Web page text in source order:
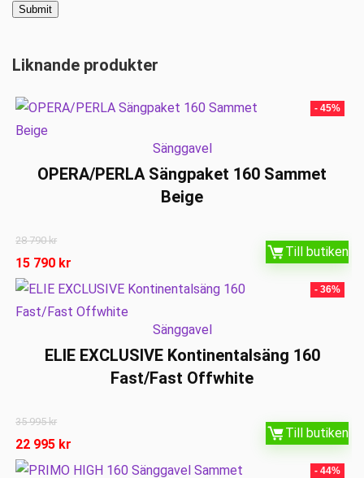
Liknande produkter
- 45%
Sänggavel
OPERA/PERLA Sängpaket 160 Sammet
Beige
28 790kr
15 790 kr
Till butiken
- 36%
Sänggavel
ELIE EXCLUSIVE Kontinentalsäng 160
Fast/Fast Offwhite
35 995kr
22 995 kr
Till butiken
- 44%